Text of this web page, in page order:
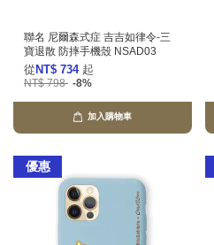
聯名 尼爾森式症 吉吉如律令-三
寶退散 防摔手機殼 NSAD03
從 NT$ 734 起
NT$ 798 -8%
加入購物車
優惠